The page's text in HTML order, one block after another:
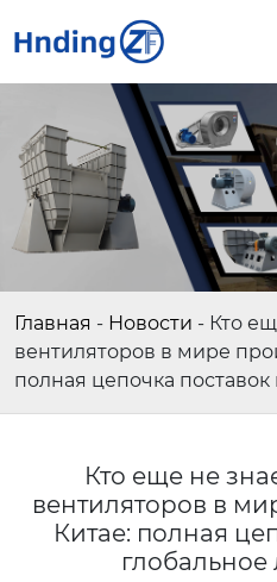
Главная - Новости - Кто
вентиляторов в мире
полная цепочка
Кто еще не
вентиляторов в
Китае: полная
глобальное